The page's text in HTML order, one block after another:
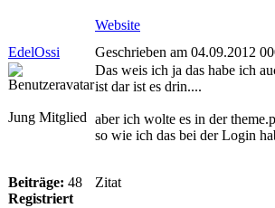
Website
EdelOssi
Geschrieben am 04.09.2012
Jung Mitglied
Beiträge: 48
Registriert
Das weis ich ja das habe ich
ist dar ist es drin....
aber ich wolte es in der
so wie ich das bei der Login
Zitat